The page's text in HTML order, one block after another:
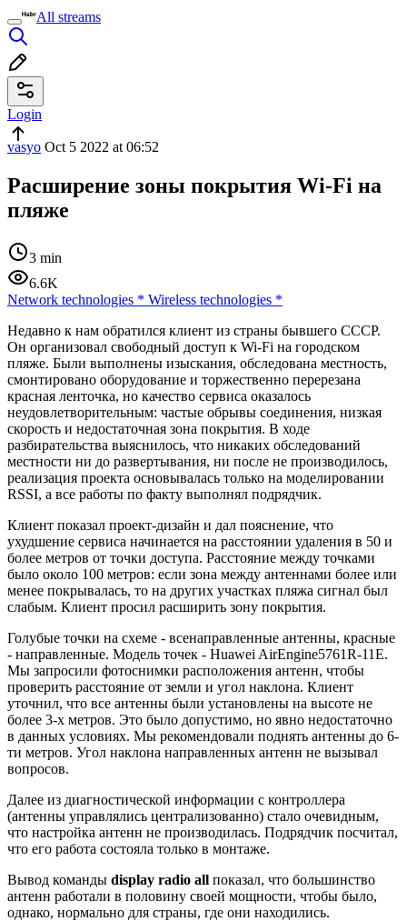
All streams
Login
vasyo Oct 5 2022 at 06:52
Расширение зоны покрытия Wi-Fi на
пляже
3 min
6.6K
Network technologies * Wireless technologies *
Недавно к нам обратился клиент из страны бывшего СССР.
Он организовал свободный доступ к Wi-Fi на городском
пляже. Были выполнены изыскания, обследована местность,
смонтировано оборудование и торжественно перерезана
красная ленточка, но качество сервиса оказалось
неудовлетворительным: частые обрывы соединения, низкая
скорость и недостаточная зона покрытия. В ходе
разбирательства выяснилось, что никаких обследований
местности ни до развертывания, ни после не производилось,
реализация проекта основывалась только на моделировании
RSSI, а все работы по факту выполнял подрядчик.
Клиент показал проект-дизайн и дал пояснение, что
ухудшение сервиса начинается на расстоянии удаления в 50 и
более метров от точки доступа. Расстояние между точками
было около 100 метров: если зона между антеннами более или
менее покрывалась, то на других участках пляжа сигнал был
слабым. Клиент просил расширить зону покрытия.
Голубые точки на схеме - всенаправленные антенны, красные
- направленные. Модель точек - Huawei AirEngine5761R-11E.
Мы запросили фотоснимки расположения антенн, чтобы
проверить расстояние от земли и угол наклона. Клиент
уточнил, что все антенны были установлены на высоте не
более 3-х метров. Это было допустимо, но явно недостаточно
в данных условиях. Мы рекомендовали поднять антенны до 6-
ти метров. Угол наклона направленных антенн не вызывал
вопросов.
Далее из диагностической информации с контроллера
(антенны управлялись централизованно) стало очевидным,
что настройка антенн не производилась. Подрядчик посчитал,
что его работа состояла только в монтаже.
Вывод команды display radio all показал, что большинство
антенн работали в половину своей мощности, чтобы было,
однако, нормально для страны, где они находились.